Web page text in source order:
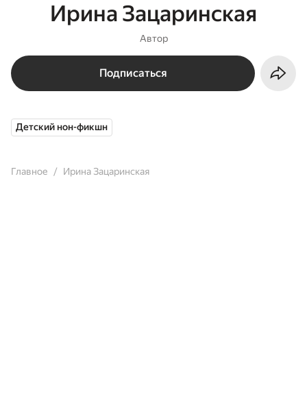
Ирина Зацаринская
Автор
Подписаться
Детский нон-фикшн
Главное Ирина Зацаринская